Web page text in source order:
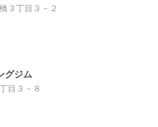
３丁目３－２
グジム
目３－８